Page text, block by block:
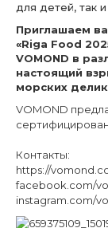
для детей, так
Приглашаем
«Riga Food
VOMOND в
настоящий
морских
VOMOND
Контакты:
https://
facebook.com/
instagram.com/